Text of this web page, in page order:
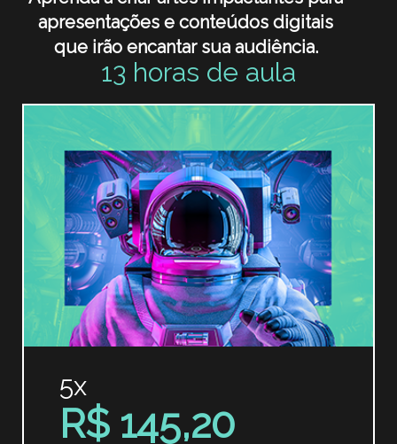
apresentações e conteúdos digitais
que irão encantar sua audiência.
13 horas de aula
5x
R$ 145,20